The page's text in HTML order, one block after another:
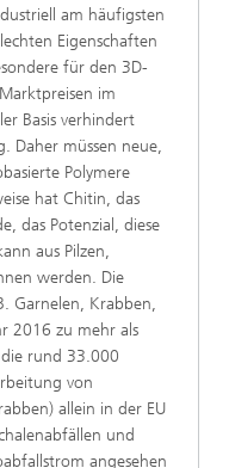
am häufigsten
Eigenschaften
für den 3D-
im
Basis verhindert
Daher müssen neue,
Polymere
hat Chitin, das
das Potenzial, diese
aus Pilzen,
werden. Die
Garnelen, Krabben,
2016 zu mehr als
rund 33.000
von
allein in der EU
und
angesehen